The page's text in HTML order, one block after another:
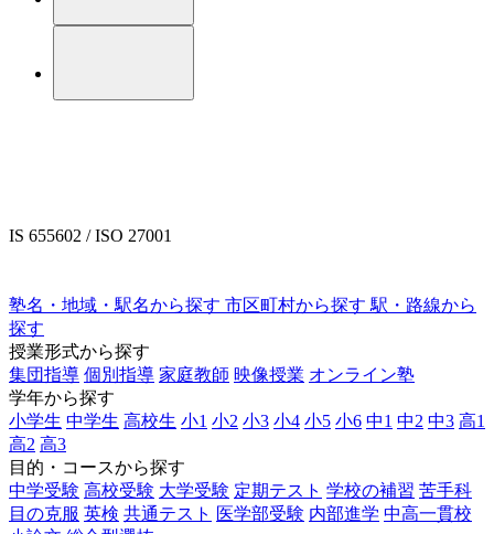
IS 655602 / ISO 27001
塾名・地域・駅名から探す 市区町村から探す 駅・路線から
探す
授業形式から探す
集団指導 個別指導 家庭教師 映像授業 オンライン塾
学年から探す
小学生 中学生 高校生 小1 小2 小3 小4 小5 小6 中1 中2 中3 高1
高2 高3
目的・コースから探す
中学受験 高校受験 大学受験 定期テスト 学校の補習 苦手科
目の克服 英検 共通テスト 医学部受験 内部進学 中高一貫校